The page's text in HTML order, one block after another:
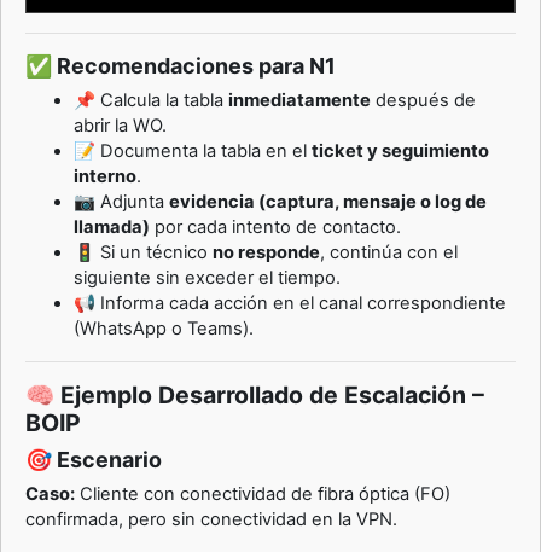
✅ Recomendaciones para N1
📌 Calcula la tabla inmediatamente después de
abrir la WO.
📝 Documenta la tabla en el ticket y seguimiento
interno.
📷 Adjunta evidencia (captura, mensaje o log de
llamada) por cada intento de contacto.
🚦 Si un técnico no responde, continúa con el
siguiente sin exceder el tiempo.
📢 Informa cada acción en el canal correspondiente
(WhatsApp o Teams).
🧠 Ejemplo Desarrollado de Escalación –
BOIP
🎯 Escenario
Caso: Cliente con conectividad de fibra óptica (FO)
confirmada, pero sin conectividad en la VPN.